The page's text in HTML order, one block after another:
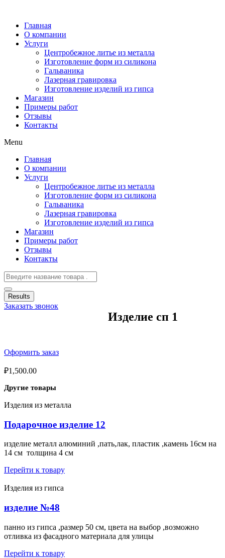
Главная
О компании
Услуги
Центробежное литье из металла
Изготовление форм из силикона
Гальваника
Лазерная гравировка
Изготовление изделий из гипса
Магазин
Примеры работ
Отзывы
Контакты
Menu
Главная
О компании
Услуги
Центробежное литье из металла
Изготовление форм из силикона
Гальваника
Лазерная гравировка
Изготовление изделий из гипса
Магазин
Примеры работ
Отзывы
Контакты
Results
Заказать звонок
Изделие сп 1
Оформить заказ
₽1,500.00
Другие товары
Изделия из металла
Подарочное изделие 12
изделие металл алюминий ,пать,лак, пластик ,камень 16см на
14 см толщина 4 см
Перейти к товару
Изделия из гипса
изделие №48
панно из гипса ,размер 50 см, цвета на выбор ,возможно
отливка из фасадного материала для улицы
Перейти к товару